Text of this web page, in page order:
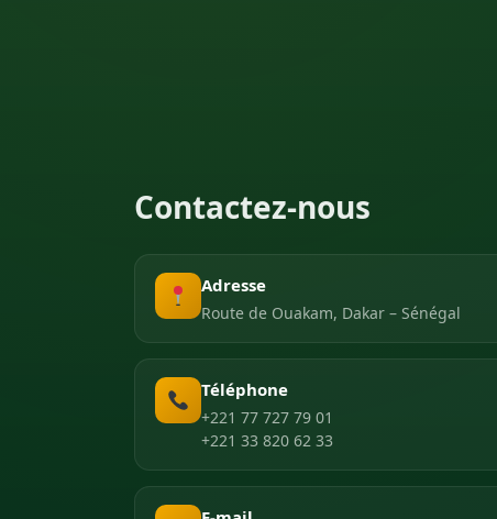
Contactez-nous
Adresse
Route de Ouakam, Dakar – Sénégal
Téléphone
+221 77 727 79 01
+221 33 820 62 33